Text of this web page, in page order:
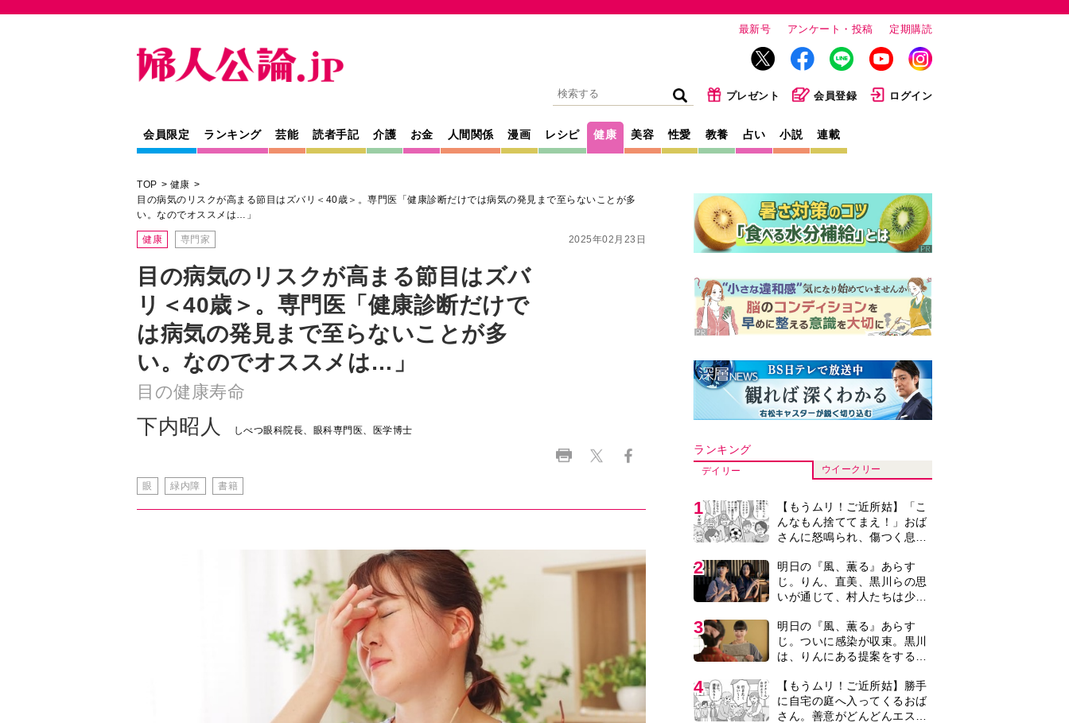
最新号 アンケート・投稿 定期購読
プレゼント 会員登録 ログイン
会員限定 ランキング 芸能 読者手記 介護 お金 人間関係 漫画 レシピ 健康 美容 性愛 教養 占い 小説 連載
TOP
健康
目の病気のリスクが高まる節目はズバリ＜40歳＞。専門医「健康診断だけでは病気の発見まで至らないことが多
い。なのでオススメは…」
2025年02月23日
健康 専門家
目の病気のリスクが高まる節目はズバ
リ＜40歳＞。専門医「健康診断だけで
は病気の発見まで至らないことが多
い。なのでオススメは…」
目の健康寿命
下内昭人 しべつ眼科院長、眼科専門医、医学博士
眼 緑内障 書籍
ランキング
デイリー ウイークリー
1
【もうムリ！ご近所姑】「こ
んなもん捨ててまえ！」おば
さんに怒鳴られ、傷つく息
【第3話】
2
明日の『風、薫る』あらす
じ。りん、直美、黒川らの思
いが通じて、村人たちは少し
バレあり＞
3
明日の『風、薫る』あらす
じ。ついに感染が収束。黒川
は、りんにある提案をする＜
4
【もうムリ！ご近所姑】勝手
に自宅の庭へ入ってくるおば
さん。善意がどんどんエスカ